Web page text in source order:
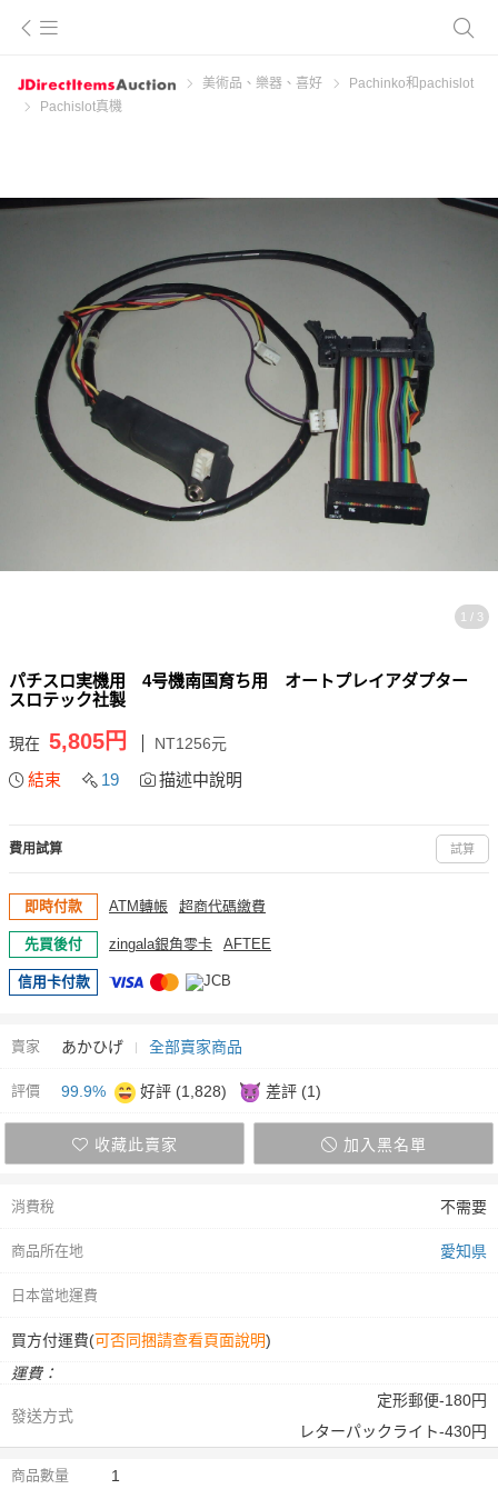
美術品、樂器、喜好
Pachinko和pachislot
Pachislot真機
1 / 3
パチスロ実機用 4号機南国育ち用 オートプレイアダプター
スロテック社製
現在 5,805円 NT1256元
結束 19 描述中說明
費用試算 試算
即時付款 ATM轉帳 超商代碼繳費
先買後付 zingala銀角零卡 AFTEE
信用卡付款
賣家 あかひげ 全部賣家商品
評價 99.9% 好評 (1,828) 差評 (1)
收藏此賣家 加入黑名單
消費稅 不需要
商品所在地 愛知県
日本當地運費
買方付運費(可否同捆請查看頁面說明)
運費：
發送方式
定形郵便-180円
レターパックライト-430円
商品數量 1